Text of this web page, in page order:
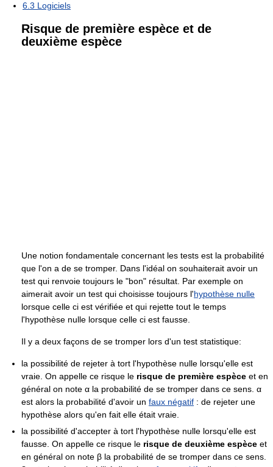
6.3 Logiciels
Risque de première espèce et de
deuxième espèce
Une notion fondamentale concernant les tests est la probabilité
que l'on a de se tromper. Dans l'idéal on souhaiterait avoir un
test qui renvoie toujours le "bon" résultat. Par exemple on
aimerait avoir un test qui choisisse toujours l'hypothèse nulle
lorsque celle ci est vérifiée et qui rejette tout le temps
l'hypothèse nulle lorsque celle ci est fausse.
Il y a deux façons de se tromper lors d'un test statistique:
la possibilité de rejeter à tort l'hypothèse nulle lorsqu'elle est
vraie. On appelle ce risque le risque de première espèce et en
général on note α la probabilité de se tromper dans ce sens. α
est alors la probabilité d'avoir un faux négatif : de rejeter une
hypothèse alors qu'en fait elle était vraie.
la possibilité d'accepter à tort l'hypothèse nulle lorsqu'elle est
fausse. On appelle ce risque le risque de deuxième espèce et
en général on note β la probabilité de se tromper dans ce sens.